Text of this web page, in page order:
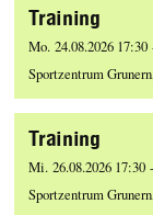
Training
Mo. 24.08.2026
Sportzentrum
Training
Mi. 26.08.2026 17:30
Sportzentrum